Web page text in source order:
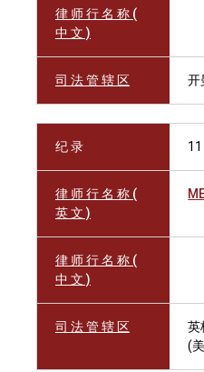
律 师 行 名 称 (
中 文 )
司 法 管 辖 区 开
纪 录 11
律 师 行 名 称 (
英 文 )
律 师 行 名 称 (
中 文 )
司 法 管 辖 区
英
(